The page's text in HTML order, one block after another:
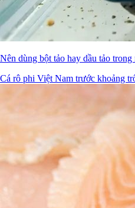
Nên dùng bột tảo hay dầu tảo trong
Cá rô phi Việt Nam trước khoảng